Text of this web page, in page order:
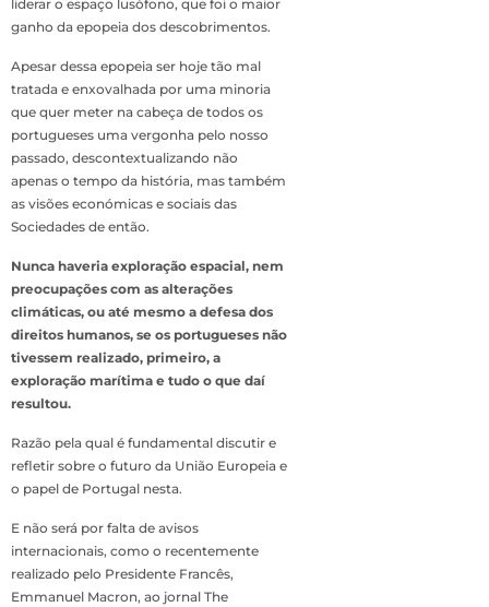
liderar o espaço lusófono, que foi o maior
ganho da epopeia dos descobrimentos.
Apesar dessa epopeia ser hoje tão mal
tratada e enxovalhada por uma minoria
que quer meter na cabeça de todos os
portugueses uma vergonha pelo nosso
passado, descontextualizando não
apenas o tempo da história, mas também
as visões económicas e sociais das
Sociedades de então.
Nunca haveria exploração espacial, nem
preocupações com as alterações
climáticas, ou até mesmo a defesa dos
direitos humanos, se os portugueses não
tivessem realizado, primeiro, a
exploração marítima e tudo o que daí
resultou.
Razão pela qual é fundamental discutir e
refletir sobre o futuro da União Europeia e
o papel de Portugal nesta.
E não será por falta de avisos
internacionais, como o recentemente
realizado pelo Presidente Francês,
Emmanuel Macron, ao jornal The